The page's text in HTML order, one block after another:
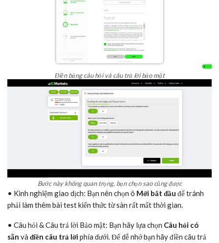
Điền bảng câu hỏi và câu trả lời bảo mật
Bước này không quan trọng, bạn chọn sao cũng được
• Kinh nghiệm giao dịch: Bạn nên chọn ô Mới bắt đầu để tránh
phải làm thêm bài test kiến thức từ sàn rất mất thời gian.
• Câu hỏi & Câu trả lời Bảo mật: Bạn hãy lựa chọn Câu hỏi có
sẵn và điền câu trả lờiphía dưới. Để dễ nhớ bạn hãy điền câu trả